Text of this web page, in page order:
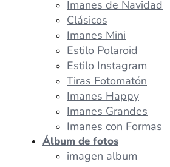
Imanes de Navidad
Clásicos
Imanes Mini
Estilo Polaroid
Estilo Instagram
Tiras Fotomatón
Imanes Happy
Imanes Grandes
Imanes con Formas
Álbum de fotos
imagen album